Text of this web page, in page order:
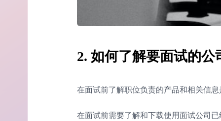
2. 如何了解要面试的
在面试前了解职位负责的产品和相关信
在面试前需要了解和下载使用面试公司